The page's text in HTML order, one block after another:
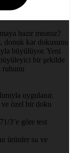
hazır mısınız?
donuk kar dokusunu
büyülüyor. Yeni
bir şekilde
ruhunu
uygulanır.
ve özel bir doku
3’e göre test
ürünler su ve